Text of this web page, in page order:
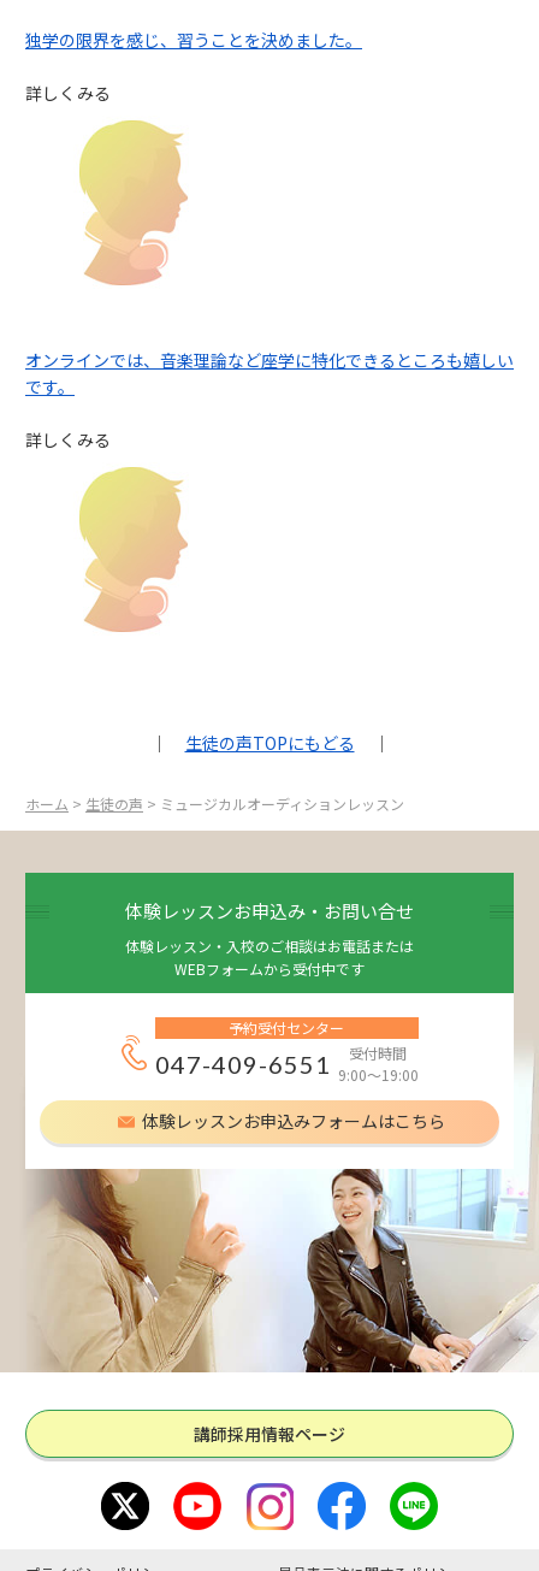
独学の限界を感じ、習うことを決めました。
詳しくみる
オンラインでは、音楽理論など座学に特化できるところも嬉しい
です。
詳しくみる
｜ 生徒の声TOPにもどる ｜
ホーム > 生徒の声 > ミュージカルオーディションレッスン
体験レッスンお申込み・お問い合せ
体験レッスン・入校のご相談はお電話または
WEBフォームから受付中です
予約受付センター
047-409-6551
受付時間
9:00～19:00
体験レッスンお申込みフォームはこちら
講師採用情報ページ